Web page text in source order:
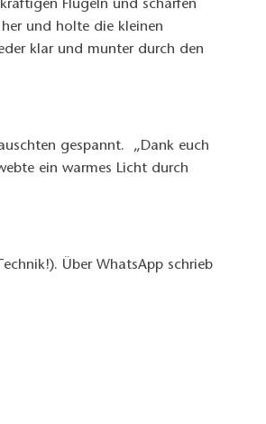
Flügeln und scharfen
und holte die kleinen
klar und munter durch den
gespannt. „Dank euch
ein warmes Licht durch
Über WhatsApp schrieb